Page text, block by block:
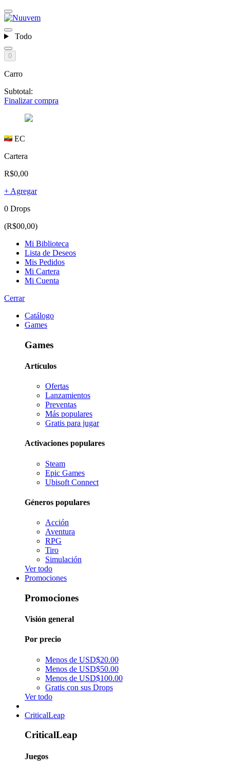
Todo
0
Carro
Subtotal:
Finalizar compra
EC
Cartera
R$0,00
+ Agregar
0 Drops
(R$00,00)
Mi Biblioteca
Lista de Deseos
Mis Pedidos
Mi Cartera
Mi Cuenta
Cerrar
Catálogo
Games
Games
Artículos
Ofertas
Lanzamientos
Preventas
Más populares
Gratis para jugar
Activaciones populares
Steam
Epic Games
Ubisoft Connect
Géneros populares
Acción
Aventura
RPG
Tiro
Simulación
Ver todo
Promociones
Promociones
Visión general
Por precio
Menos de USD$20.00
Menos de USD$50.00
Menos de USD$100.00
Gratis con sus Drops
Ver todo
CriticalLeap
CriticalLeap
Juegos